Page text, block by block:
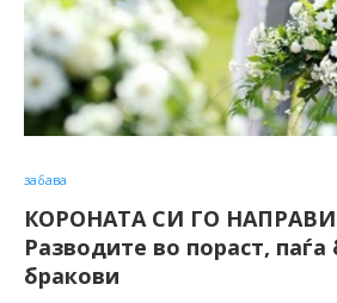
забава
КОРОНАТА СИ ГО
Разводите во пораст, паѓа
бракови